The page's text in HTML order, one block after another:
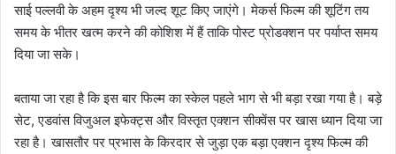
साई पल्लवी के अहम दृश्य भी जल्द शूट किए जाएंगे। मेकर्स फिल्म की शूटिंग तय
समय के भीतर खत्म करने की कोशिश में हैं ताकि पोस्ट प्रोडक्शन पर पर्याप्त समय
दिया जा सके।
बताया जा रहा है कि इस बार फिल्म का स्केल पहले भाग से भी बड़ा रखा गया है। बड़े
सेट, एडवांस विजुअल इफेक्ट्स और विस्तृत एक्शन सीक्वेंस पर खास ध्यान दिया जा
रहा है। खासतौर पर प्रभास के किरदार से जुड़ा एक बड़ा एक्शन दृश्य फिल्म की